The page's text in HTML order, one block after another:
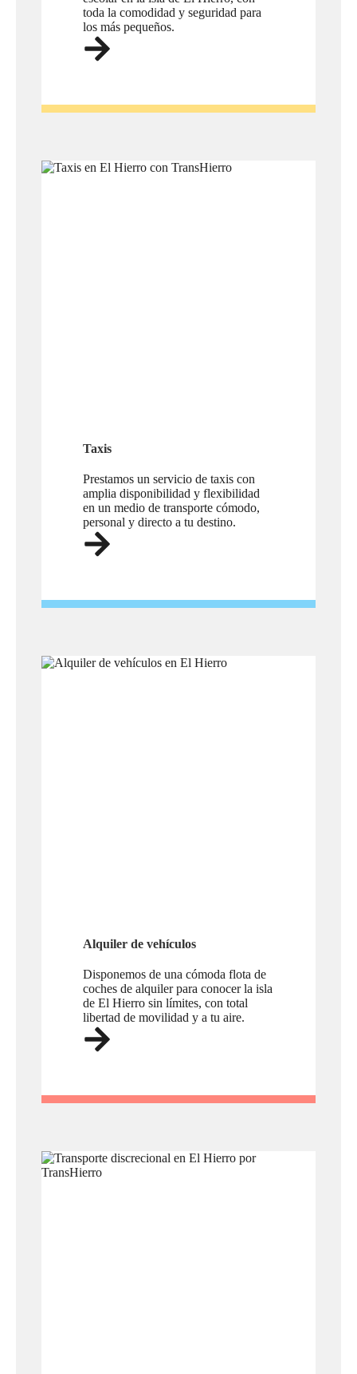
toda la comodidad y seguridad para
los más pequeños.
Taxis
Prestamos un servicio de taxis con
amplia disponibilidad y flexibilidad
en un medio de transporte cómodo,
personal y directo a tu destino.
Alquiler de vehículos
Disponemos de una cómoda flota de
coches de alquiler para conocer la isla
de El Hierro sin límites, con total
libertad de movilidad y a tu aire.